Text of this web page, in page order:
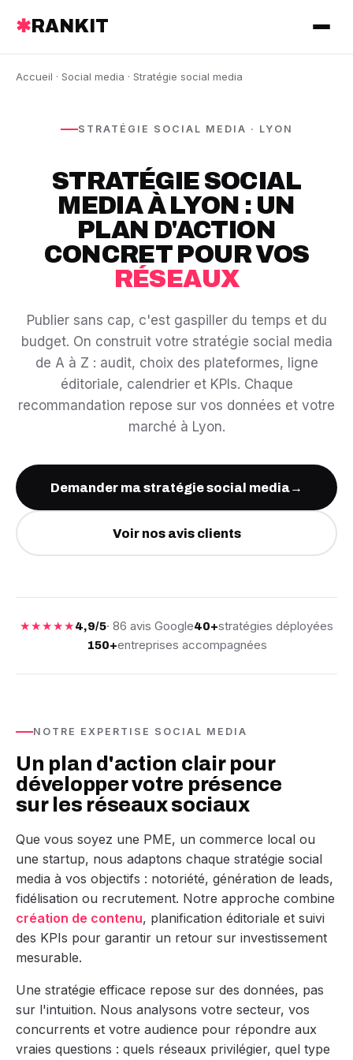
✱ RANKIT
Accueil · Social media · Stratégie social media
STRATÉGIE SOCIAL MEDIA · LYON
STRATÉGIE SOCIAL
MEDIA À LYON : UN
PLAN D'ACTION
CONCRET POUR VOS
RÉSEAUX
Publier sans cap, c'est gaspiller du temps et du
budget. On construit votre stratégie social media
de A à Z : audit, choix des plateformes, ligne
éditoriale, calendrier et KPIs. Chaque
recommandation repose sur vos données et votre
marché à Lyon.
Demander ma stratégie social media→
Voir nos avis clients
★★★★★4,9/5· 86 avis Google40+stratégies déployées
150+entreprises accompagnées
NOTRE EXPERTISE SOCIAL MEDIA
Un plan d'action clair pour
développer votre présence
sur les réseaux sociaux
Que vous soyez une PME, un commerce local ou
une startup, nous adaptons chaque stratégie social
media à vos objectifs : notoriété, génération de leads,
fidélisation ou recrutement. Notre approche combine
création de contenu, planification éditoriale et suivi
des KPIs pour garantir un retour sur investissement
mesurable.
Une stratégie efficace repose sur des données, pas
sur l'intuition. Nous analysons votre secteur, vos
concurrents et votre audience pour répondre aux
vraies questions : quels réseaux privilégier, quel type